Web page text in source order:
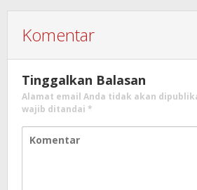
Komentar
Tinggalkan Balasan
Alamat email Anda tidak akan
wajib ditandai *